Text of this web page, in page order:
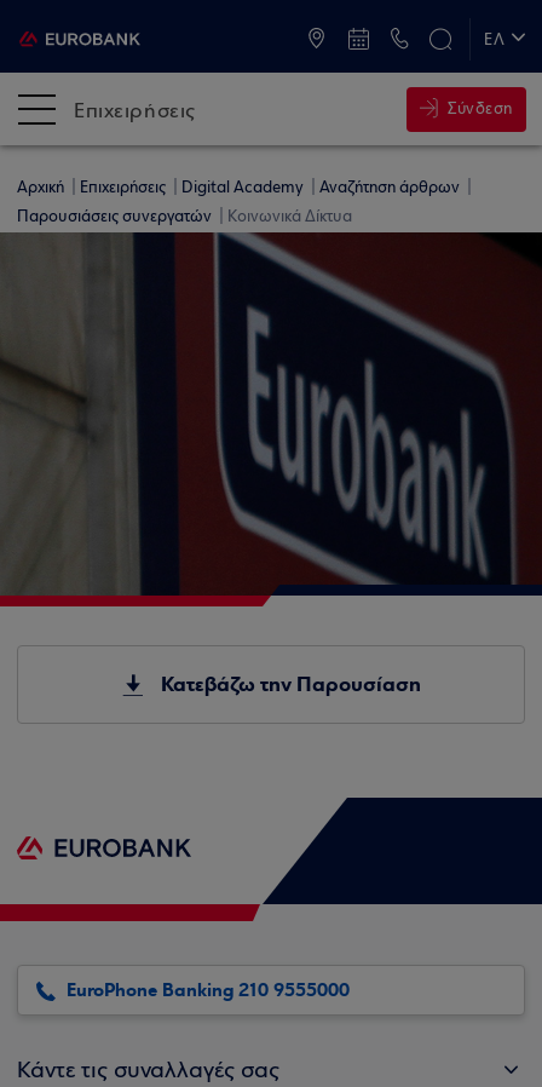
ΕΛ
Επιχειρήσεις Σύνδεση
Αρχική Επιχειρήσεις Digital Academy
Αναζήτηση άρθρων
Παρουσιάσεις συνεργατών
Κοινωνικά Δίκτυα
Κατεβάζω την Παρουσίαση
EuroPhone Banking 210 9555000
Κάντε τις συναλλαγές σας